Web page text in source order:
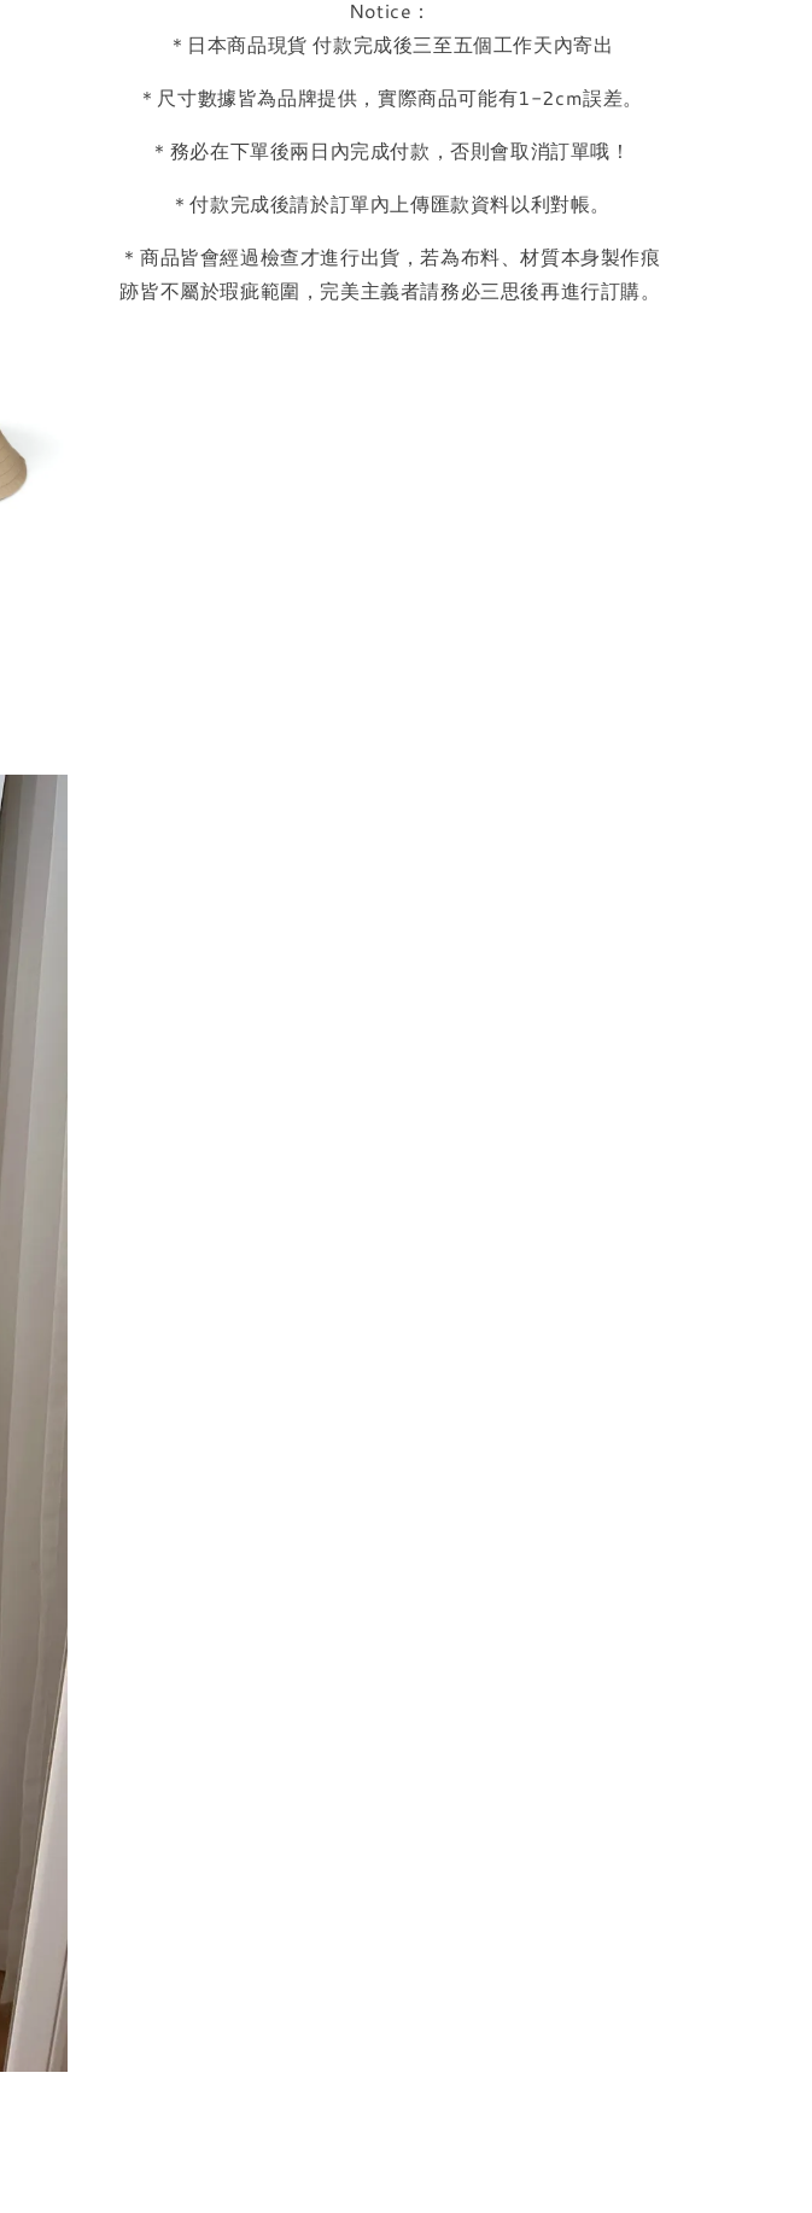
Notice：
＊日本商品現貨 付款完成後三至五個工作天內寄出
＊尺寸數據皆為品牌提供，實際商品可能有1-2cm誤差。
＊務必在下單後兩日內完成付款，否則會取消訂單哦！
＊付款完成後請於訂單內上傳匯款資料以利對帳。
＊商品皆會經過檢查才進行出貨，若為布料、材質本身製作痕
跡皆不屬於瑕疵範圍，完美主義者請務必三思後再進行訂購。